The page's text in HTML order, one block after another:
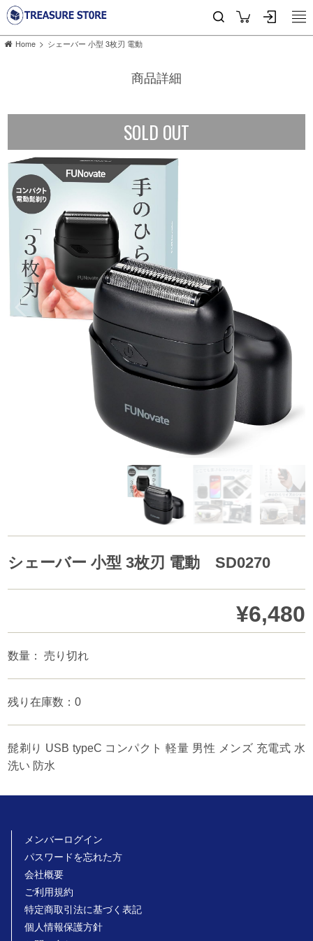
Home > シェーバー 小型 3枚刃 電動
商品詳細
SOLD OUT
シェーバー 小型 3枚刃 電動 SD0270
¥6,480
数量： 売り切れ
残り在庫数：0
髭剃り USB typeC コンパクト 軽量 男性 メンズ 充電式 水
洗い 防水
メンバーログイン
パスワードを忘れた方
会社概要
ご利用規約
特定商取引法に基づく表記
個人情報保護方針